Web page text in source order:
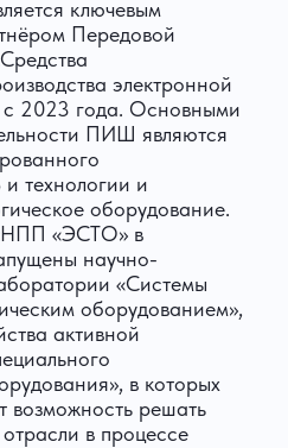
ключевым
Передовой
электронной
с 2023 года. Основными
ПИШ являются
технологии и
оборудование.
«ЭСТО» в
научно-
«Системы
оборудованием»,
активной
в которых
решать
в процессе